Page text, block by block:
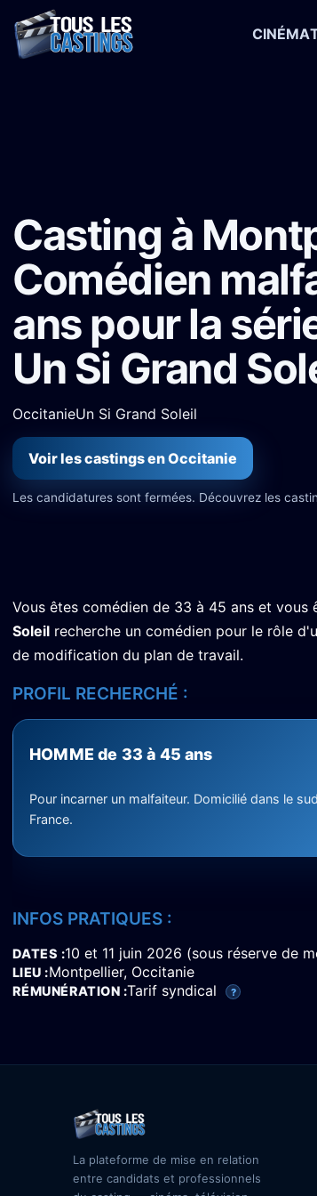
CINÉMA
Casting à
Comédien
ans pour la
Un Si Grand
OccitanieUn Si Grand Soleil
Voir les castings en Occitanie
Les candidatures sont fermées. Découvrez les
Vous êtes comédien de 33 à 45 ans et vous
Soleil recherche un comédien pour le rôle
de modification du plan de travail.
PROFIL RECHERCHÉ :
HOMME de 33 à 45 ans
Pour incarner un malfaiteur. Domicilié dans le
France.
INFOS PRATIQUES :
DATES 10 et 11 juin 2026 (sous réserve de
LIEU Montpellier, Occitanie
RÉMUNÉRATION Tarif syndical ?
La plateforme de mise en relation
entre candidats et professionnels